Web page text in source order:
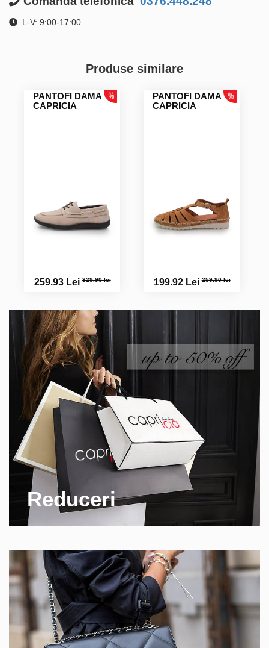
L-V: 9:00-17:00
Produse similare
PANTOFI DAMA
CAPRICIA
259.93 Lei329.90 lei
PANTOFI DAMA
CAPRICIA
199.92 Lei259.90 lei
Reduceri